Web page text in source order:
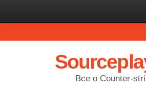
Все о Counter-